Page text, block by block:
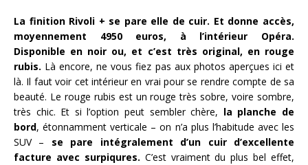
La finition Rivoli + se pare elle de cuir. Et donne accès,
moyennement 4950 euros, à l’intérieur Opéra.
Disponible en noir ou, et c’est très original, en rouge
rubis. Là encore, ne vous fiez pas aux photos aperçues ici et
là. Il faut voir cet intérieur en vrai pour se rendre compte de sa
beauté. Le rouge rubis est un rouge très sobre, voire sombre,
très chic. Et si l’option peut sembler chère, la planche de
bord, étonnamment verticale – on n’a plus l’habitude avec les
SUV – se pare intégralement d’un cuir d’excellente
facture avec surpiqures. C’est vraiment du plus bel effet,